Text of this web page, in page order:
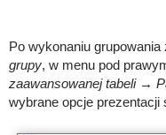
Po wykonaniu
grupy, w menu pod
zaawansowanej tabeli→
wybrane opcje prezentacji